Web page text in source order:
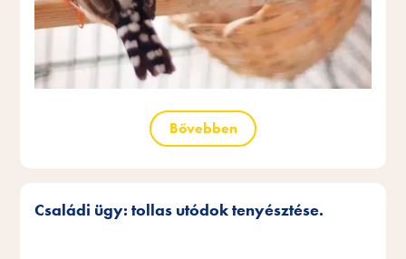
Bővebben
Családi ügy: tollas utódok tenyésztése.